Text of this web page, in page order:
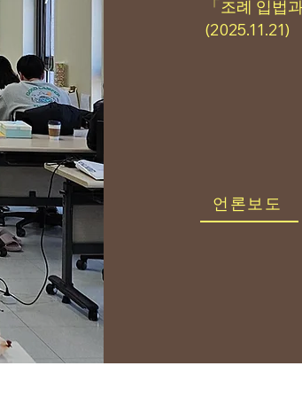
「조례 입법
(2025.11.21)
언론보도